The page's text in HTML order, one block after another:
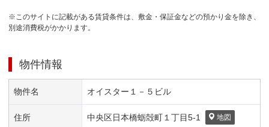
※このサイトに記載がある賃貸条件は、敷金・保証金などの預かり金を除き、
別途消費税がかかります。
物件情報
物件名 オイスター１－５ビル
住所 中央区日本橋蛎殻町１丁目5-1 地図